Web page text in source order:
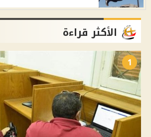
الأكثر قراءة
1